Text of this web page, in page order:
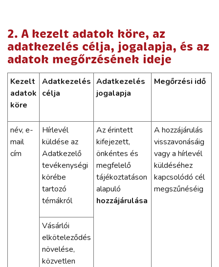
2. A kezelt adatok köre, az
adatkezelés célja, jogalapja, és az
adatok megőrzésének ideje
Kezelt
adatok
köre
Adatkezelés
célja
Adatkezelés
jogalapja
Megőrzési idő
név, e-
mail
cím
Hírlevél
küldése az
Adatkezelő
tevékenységi
körébe
tartozó
témákról
Az érintett
kifejezett,
önkéntes és
megfelelő
tájékoztatáson
alapuló
hozzájárulása
A hozzájárulás
visszavonásáig
vagy a hírlevél
küldéséhez
kapcsolódó cél
megszűnéséig
Vásárlói
elköteleződés
növelése,
közvetlen